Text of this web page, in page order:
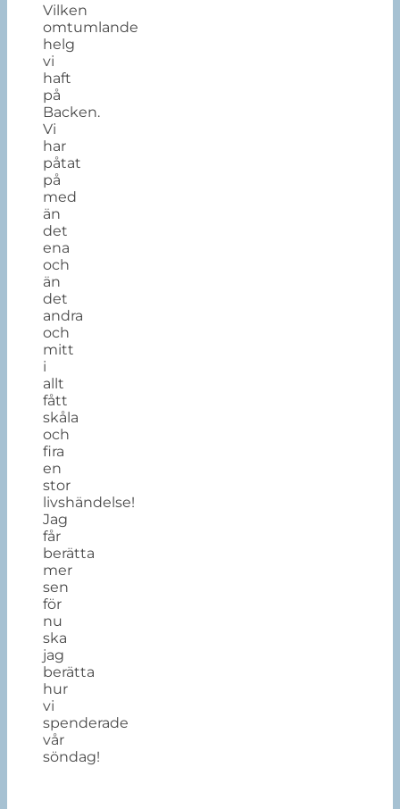
Vilken
omtumlande
helg
vi
haft
på
Backen.
Vi
har
påtat
på
med
än
det
ena
och
än
det
andra
och
mitt
i
allt
fått
skåla
och
fira
en
stor
livshändelse!
Jag
får
berätta
mer
sen
för
nu
ska
jag
berätta
hur
vi
spenderade
vår
söndag!